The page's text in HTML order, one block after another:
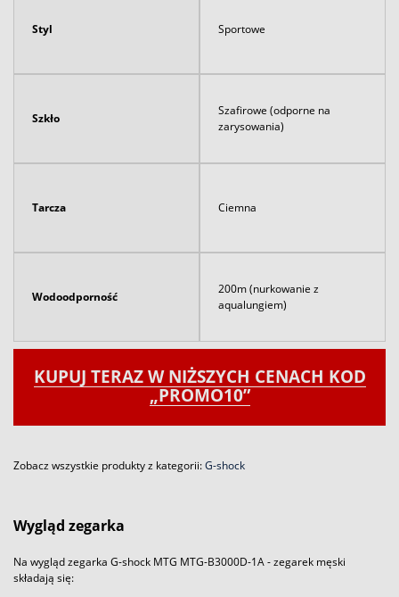
Styl Sportowe
Szkło
Szafirowe (odporne na
zarysowania)
Tarcza Ciemna
Wodoodporność
200m (nurkowanie z
aqualungiem)
KUPUJ TERAZ W NIŻSZYCH CENACH KOD
„PROMO10”
Zobacz wszystkie produkty z kategorii:G-shock
Wygląd zegarka
Na wygląd zegarka G-shock MTG MTG-B3000D-1A - zegarek męski
składają się: